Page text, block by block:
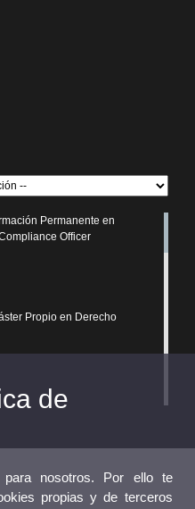
Permanente en
Officer
Propio en Derecho
un postgrado propio de la
València?
de
para nosotros. Por ello te
propias y de terceros